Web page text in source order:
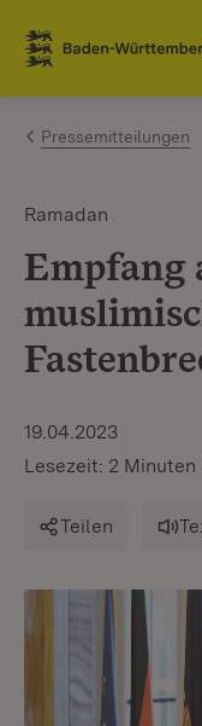
Zum Inhalt
Link zur Startseite
Pressemitteilungen
Ramadan
Empfang
19.04.2023
Lesezeit: 2 Minuten
Teilen